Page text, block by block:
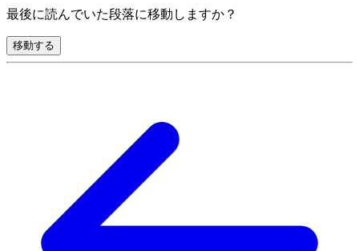
最後に読んでいた段落に移動しますか？
移動する